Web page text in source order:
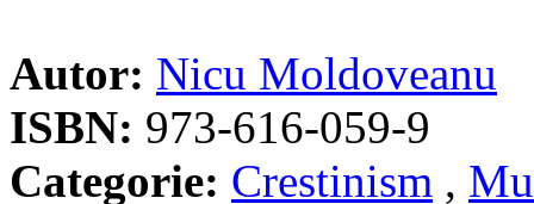
Autor: Nicu Moldoveanu
ISBN: 973-616-059-9
Categorie: Crestinism ,